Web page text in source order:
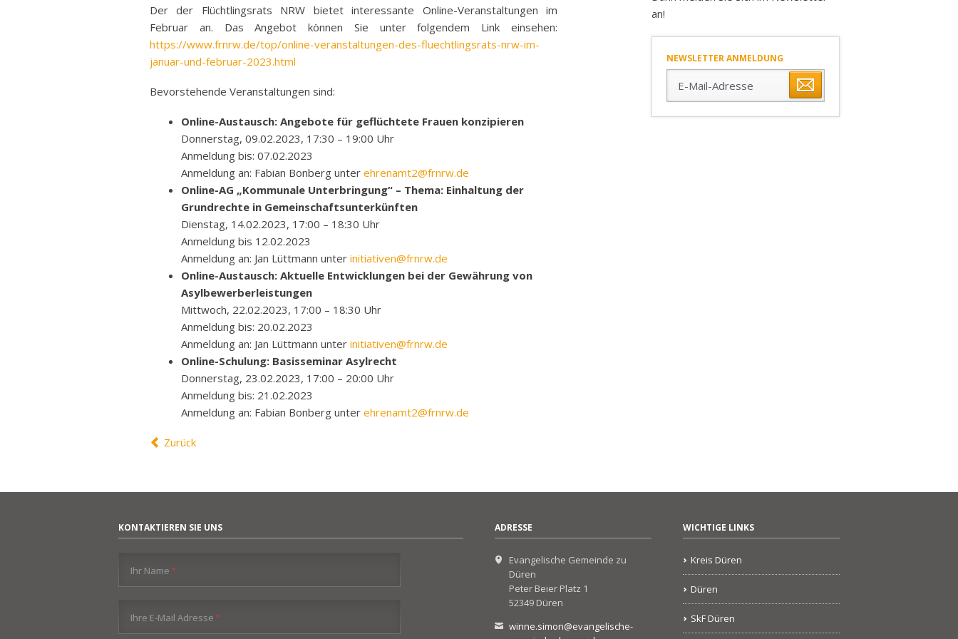
Bank
Rundfunkbeitrag
Strafen
Freizeit
Wichtige Adressen
Der der Flüchtlingsrats NRW bietet interessante Online-Veranstaltungen im
Februar an. Das Angebot können Sie unter folgendem Link einsehen:
https://www.frnrw.de/top/online-veranstaltungen-des-fluechtlingsrats-nrw-im-
januar-und-februar-2023.html
Bevorstehende Veranstaltungen sind:
Online-Austausch: Angebote für geflüchtete Frauen konzipieren
Donnerstag, 09.02.2023, 17:30 – 19:00 Uhr
Anmeldung bis: 07.02.2023
Anmeldung an: Fabian Bonberg unter ehrenamt2@frnrw.de
Online-AG „Kommunale Unterbringung“ – Thema: Einhaltung der
Grundrechte in Gemeinschaftsunterkünften
Dienstag, 14.02.2023, 17:00 – 18:30 Uhr
Anmeldung bis 12.02.2023
Anmeldung an: Jan Lüttmann unter initiativen@frnrw.de
Online-Austausch: Aktuelle Entwicklungen bei der Gewährung von
Asylbewerberleistungen
Mittwoch, 22.02.2023, 17:00 – 18:30 Uhr
Anmeldung bis: 20.02.2023
Anmeldung an: Jan Lüttmann unter initiativen@frnrw.de
Online-Schulung: Basisseminar Asylrecht
Donnerstag, 23.02.2023, 17:00 – 20:00 Uhr
Anmeldung bis: 21.02.2023
Anmeldung an: Fabian Bonberg unter ehrenamt2@frnrw.de
Zurück
an!
NEWSLETTER ANMELDUNG
Mail-
KONTAKTIEREN SIE UNS
Pflichtfeld
Ihr Name*
Pflichtfeld
Ihre E-Mail Adresse*
ADRESSE
Evangelische Gemeinde zu
Düren
Peter Beier Platz 1
52349 Düren
winne.simon@evangelische-
WICHTIGE LINKS
Kreis Düren
Düren
SkF Düren